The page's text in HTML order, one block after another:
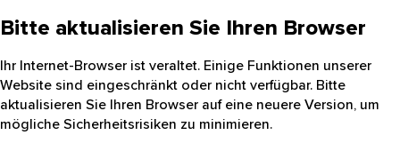
Bitte aktualisieren Sie Ihren Browser
Ihr Internet-Browser ist veraltet. Einige Funktionen unserer
Website sind eingeschränkt oder nicht verfügbar. Bitte
aktualisieren Sie Ihren Browser auf eine neuere Version, um
mögliche Sicherheitsrisiken zu minimieren.